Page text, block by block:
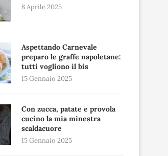
8 Aprile 2025
Aspettando Carnevale
preparo le graffe napoletane:
tutti vogliono il bis
15 Gennaio 2025
Con zucca, patate e provola
cucino la mia minestra
scaldacuore
15 Gennaio 2025